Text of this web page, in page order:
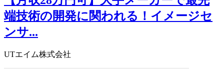
端技術の開発に関われる！イメージセ
ンサ...
UTエイム株式会社